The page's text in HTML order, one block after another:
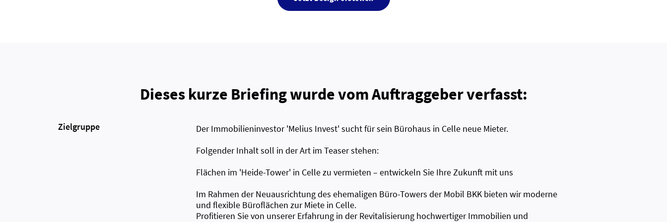
Dieses kurze Briefing wurde vom Auftraggeber verfasst:
Zielgruppe
Der Immobilieninvestor 'Melius Invest' sucht für sein Bürohaus in Celle neue Mieter.
Folgender Inhalt soll in der Art im Teaser stehen:
Flächen im 'Heide-Tower' in Celle zu vermieten – entwickeln Sie Ihre Zukunft mit uns
Im Rahmen der Neuausrichtung des ehemaligen Büro-Towers der Mobil BKK bieten wir moderne
und flexible Büroflächen zur Miete in Celle.
Profitieren Sie von unserer Erfahrung in der Revitalisierung hochwertiger Immobilien und